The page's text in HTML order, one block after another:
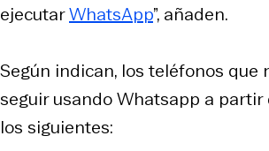
ejecutarWhatsApp”, añaden.
Según indican, los teléfonos que
seguir usando Whatsapp a partir
los siguientes: